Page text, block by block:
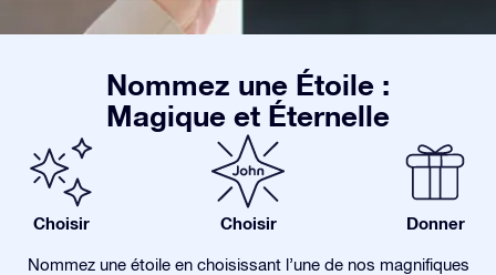
Nommez une Étoile :
Magique et Éternelle
Choisir Choisir Donner
Nommez une étoile en choisissant l’une de nos magnifiques